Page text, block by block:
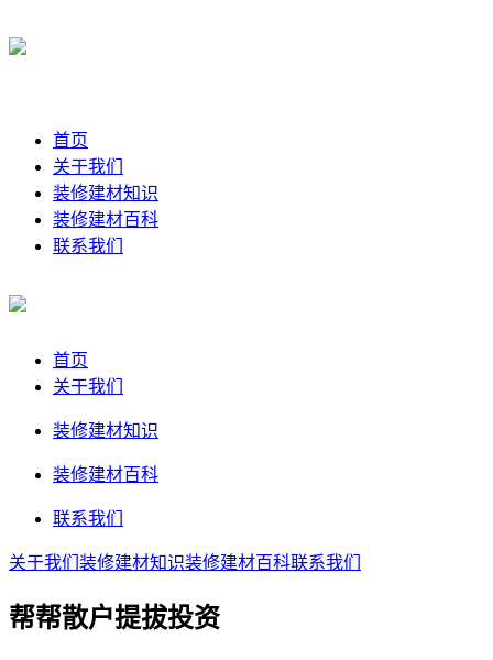
首页
关于我们
装修建材知识
装修建材百科
联系我们
首页
关于我们
装修建材知识
装修建材百科
联系我们
关于我们 装修建材知识装修建材百科联系我们
帮帮散户提拔投资